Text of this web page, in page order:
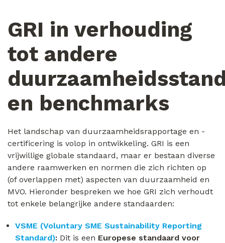
GRI in verhouding
tot andere
en benchmarks
Het landschap van duurzaamheidsrapportage en -
certificering is volop in ontwikkeling. GRI is een
vrijwillige globale standaard, maar er bestaan diverse
andere raamwerken en normen die zich richten op
(of overlappen met) aspecten van duurzaamheid en
MVO. Hieronder bespreken we hoe GRI zich verhoudt
tot enkele belangrijke andere standaarden:
VSME (Voluntary SME Sustainability Reporting
Standard): Dit is een Europese standaard voor